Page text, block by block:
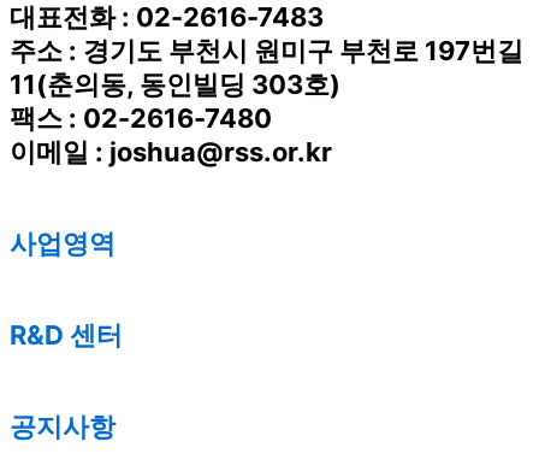
대표전화 : 02-2616-7483
주소 : 경기도 부천시 원미구 부천로 197번길
11(춘의동, 동인빌딩 303호)
팩스 : 02-2616-7480
이메일 : joshua@rss.or.kr
사업영역
R&D 센터
공지사항